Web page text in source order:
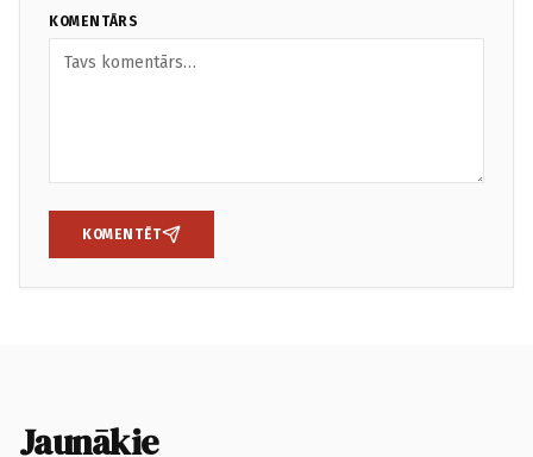
KOMENTĀRS
KOMENTĒT
Jaunākie